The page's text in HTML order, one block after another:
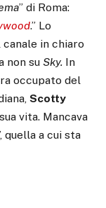
” di Roma:
.” Lo
canale in chiaro
non su Sky. In
occupato del
Scotty
vita. Mancava
quella a cui sta